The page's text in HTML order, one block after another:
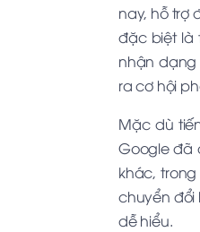
nay, hỗ trợ
đặc biệt là
nhận dạng
ra cơ hội
Mặc dù
Google đã
khác,
chuyển đổi
dễ hiểu.